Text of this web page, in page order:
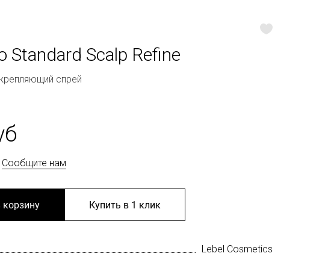
Standard Scalp Refine
спрей
Сообщите нам
Купить в 1 клик
Lebel Cosmetics